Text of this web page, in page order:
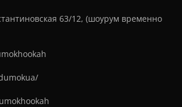
63/12, (шоурум временно